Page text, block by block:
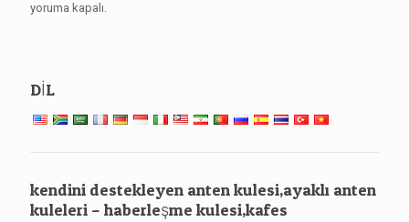
yoruma kapalı.
DİL
kendini destekleyen anten kulesi,ayaklı anten
kuleleri – haberleşme kulesi,kafes